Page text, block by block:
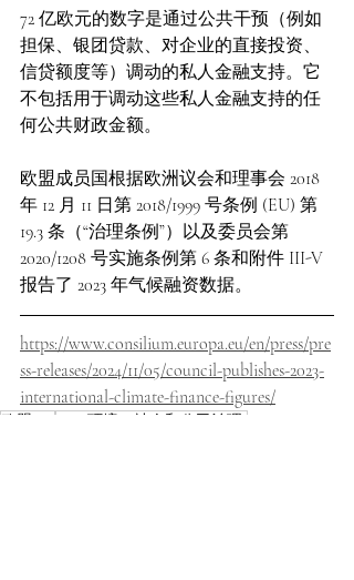
72 亿欧元的数字是通过公共干预（例如
担保、银团贷款、对企业的直接投资、
信贷额度等）调动的私人金融支持。它
不包括用于调动这些私人金融支持的任
何公共财政金额。
欧盟成员国根据欧洲议会和理事会 2018
年 12 月 11 日第 2018/1999 号条例 (EU) 第
19.3 条（“治理条例”）以及委员会第
2020/1208 号实施条例第 6 条和附件 III-V
报告了 2023 年气候融资数据。
https://www.consilium.europa.eu/en/press/pre
ss-releases/2024/11/05/council-publishes-2023-
international-climate-finance-figures/
欧盟 EU
ESG(环境、社会和公司治理)